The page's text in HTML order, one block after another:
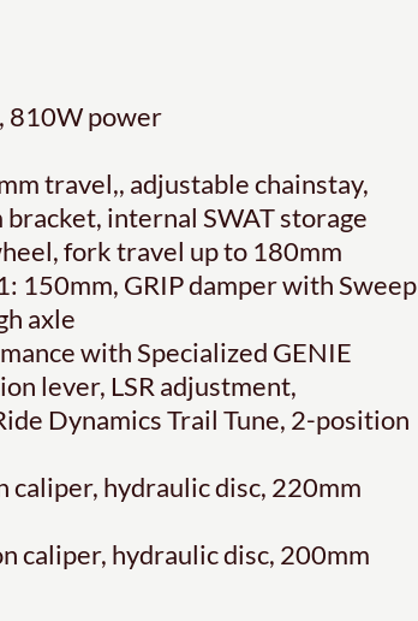
810W power
travel,, adjustable chainstay,
internal SWAT storage
fork travel up to 180mm
150mm, GRIP damper with Sweep
axle
with Specialized GENIE
lever, LSR adjustment,
Dynamics Trail Tune, 2-position
caliper, hydraulic disc, 220mm
caliper, hydraulic disc, 200mm